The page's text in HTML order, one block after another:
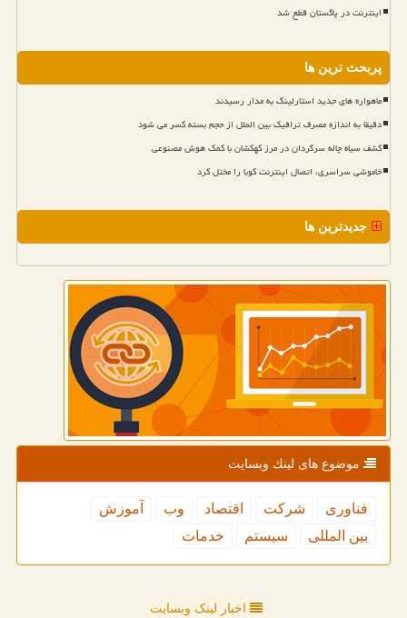
اینترنت در پاکستان قطع شد
پربحث ترین ها
ماهواره های جدید استارلینک به مدار رسیدند
دقیقا به اندازه مصرف ترافیک بین الملل از حجم بسته کسر می شود
کشف سیاه چاله سرگردان در مرز کهکشان با کمک هوش مصنوعی
خاموشی سراسری، اتصال اینترنت کوبا را مختل کرد
جدیدترین ها
موضوع های لینك وبسایت
فناوری شركت اقتصاد وب
آموزش
بین المللی
سیستم خدمات
اخبار لینک وبسایت